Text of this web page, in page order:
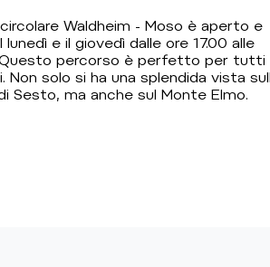
Waldheim - Moso è aperto e
lunedì e il giovedì dalle ore 17.00 alle
Questo percorso è perfetto per tutti
Non solo si ha una splendida vista
Sesto, ma anche sul Monte Elmo.